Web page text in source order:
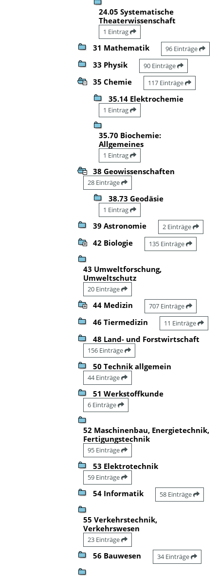
24.05 Systematische
Theaterwissenschaft
1 Eintrag
31 Mathematik 96 Einträge
33 Physik 90 Einträge
35 Chemie 117 Einträge
35.14 Elektrochemie
1 Eintrag
35.70 Biochemie:
Allgemeines
1 Eintrag
38 Geowissenschaften
28 Einträge
38.73 Geodäsie
1 Eintrag
39 Astronomie 2 Einträge
42 Biologie 135 Einträge
43 Umweltforschung,
Umweltschutz
20 Einträge
44 Medizin 707 Einträge
46 Tiermedizin 11 Einträge
48 Land- und Forstwirtschaft
156 Einträge
50 Technik allgemein
44 Einträge
51 Werkstoffkunde
6 Einträge
52 Maschinenbau, Energietechnik,
Fertigungstechnik
95 Einträge
53 Elektrotechnik
59 Einträge
54 Informatik 58 Einträge
55 Verkehrstechnik,
Verkehrswesen
23 Einträge
56 Bauwesen 34 Einträge